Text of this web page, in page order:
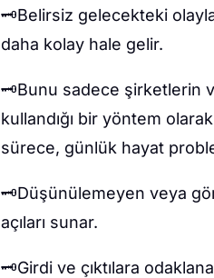
🗝️Belirsiz gelecekteki
daha kolay hale gelir.
🗝️Bunu sadece şirketlerin
kullandığı bir yöntem
sürece, günlük hayat
🗝️Düşünülemeyen veya
açıları sunar.
🗝️Girdi ve çıktılara